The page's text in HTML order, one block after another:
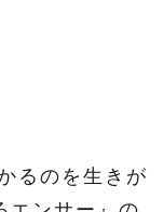
るのを生きが